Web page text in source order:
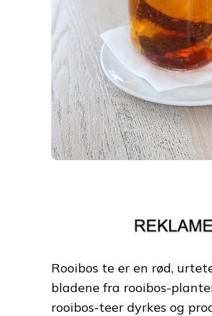
Rooibos te er en rød,
bladene fra rooibos-
rooibos-teer dyrkes og